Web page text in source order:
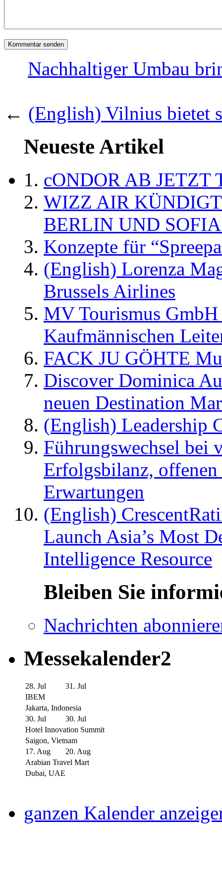
Nachhaltiger Umbau
← (English) Vilnius bietet
Neueste Artikel
cONDOR AB
WIZZ AIR
BERLIN UND
Konzepte für
(English) Lorenza
Brussels Airlines
MV Tourismus
Kaufmännischen
FACK JU GÖHTE
Discover Dominica
neuen Destination
(English) Leadership
Führungswechsel bei
Erfolgsbilanz,
Erwartungen
(English)
Launch Asia’s Most
Intelligence Resource
Bleiben Sie
Nachrichten
Messekalender2
28. Jul
31. Jul
IBEM
Jakarta, Indonesia
30. Jul
30. Jul
Hotel Innovation Summit
Saigon, Vietnam
17. Aug
20. Aug
Arabian Travel Mart
Dubai, UAE
ganzen Kalender